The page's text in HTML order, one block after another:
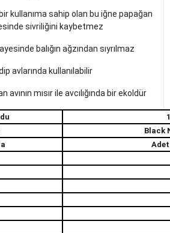
kullanıma sahip olan bu iğne papağan
sivriliğini kaybetmez
balığın ağzından sıyrılmaz
avlarında kullanılabilir
avının mısır ile avcılığında bir ekoldür
Black